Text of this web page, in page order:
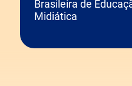
Brasileira de
Midiática